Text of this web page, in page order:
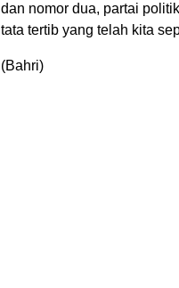
dan nomor dua, partai
tata tertib yang telah kita
(Bahri)